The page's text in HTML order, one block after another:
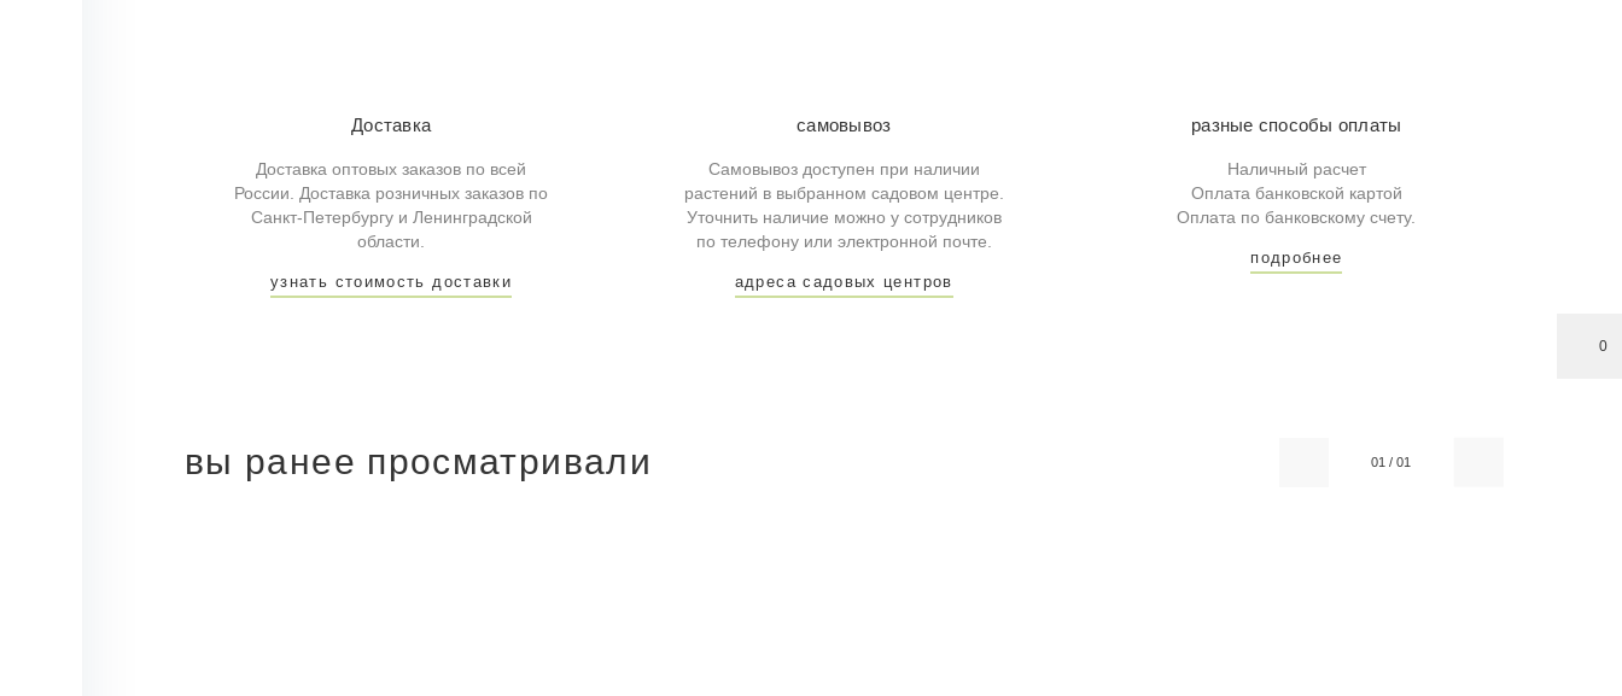
0
Доставка
Доставка оптовых заказов по всей
России. Доставка розничных заказов по
Санкт-Петербургу и Ленинградской
области.
узнать стоимость доставки
самовывоз
Самовывоз доступен при наличии
растений в выбранном садовом центре.
Уточнить наличие можно у сотрудников
по телефону или электронной почте.
адреса садовых центров
разные способы оплаты
Наличный расчет
Оплата банковской картой
Оплата по банковскому счету.
подробнее
вы ранее просматривали 01 /01